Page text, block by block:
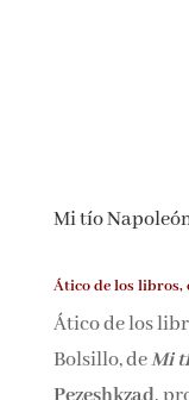
Mi tío
Ático de los libros,
Ático de los
Bolsillo, de
Mi
Pezeshkzad,
Únete a
literatura y
reseñas
Email*
Por favor,